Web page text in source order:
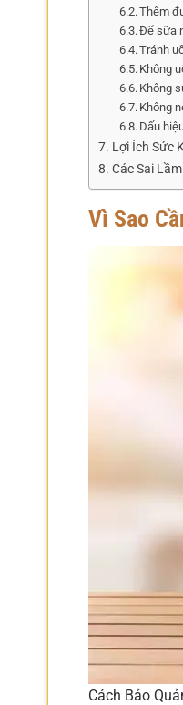
Thêm
Để sữa
Tránh
Không
Không
Không
Dấu
Lợi Ích Sức
Các Sai
Vì Sao
Cách Bảo